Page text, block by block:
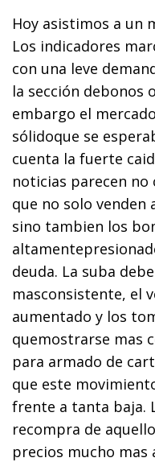
Hoy asistimos a un
Los indicadores
con una leve
la sección debonos
embargo el
sólidoque se
cuenta la fuerte
noticias parecen
que no solo venden
sino tambien los
deuda. La suba
masconsistente, el
aumentado y los
quemostrarse mas
para armado de
que este
frente a tanta baja.
recompra de
precios mucho